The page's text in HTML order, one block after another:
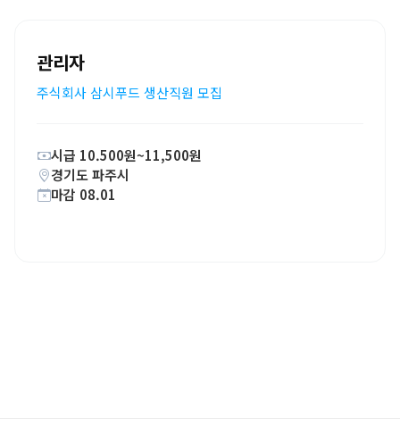
관리자
주식회사 삼시푸드 생산직원 모집
시급 10.500원~11,500원
경기도 파주시
마감 08.01